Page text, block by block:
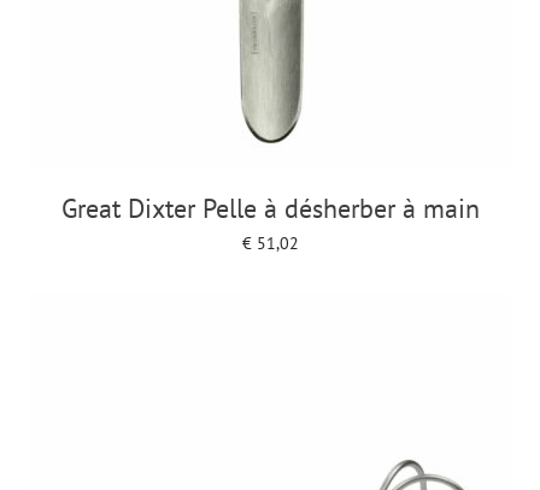
Great Dixter Pelle à désherber à main
€51,02